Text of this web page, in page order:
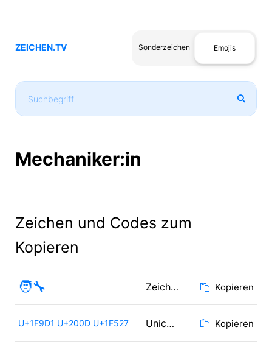
ZEICHEN.TV Sonderzeichen Emojis
Mechaniker:in
Zeichen und Codes zum
Kopieren
🧑‍🔧 Zeichen Kopieren
U+1F9D1 U+200D U+1F527 Unicode Kopieren